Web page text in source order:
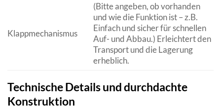
Klappmechanismus
(Bitte angeben, ob vorhanden
und wie die Funktion ist – z.B.
Einfach und sicher für schnellen
Auf- und Abbau.) Erleichtert den
Transport und die Lagerung
erheblich.
Technische Details und durchdachte
Konstruktion